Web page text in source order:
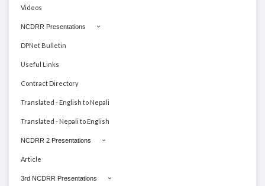
Videos
NCDRR Presentations
DPNet Bulletin
Useful Links
Contract Directory
Translated - English to Nepali
Translated - Nepali to English
NCDRR 2 Presentations
Article
3rd NCDRR Presentations